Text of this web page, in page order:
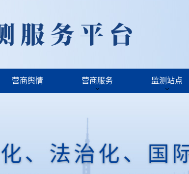
营商舆情 营商服务 监测站点